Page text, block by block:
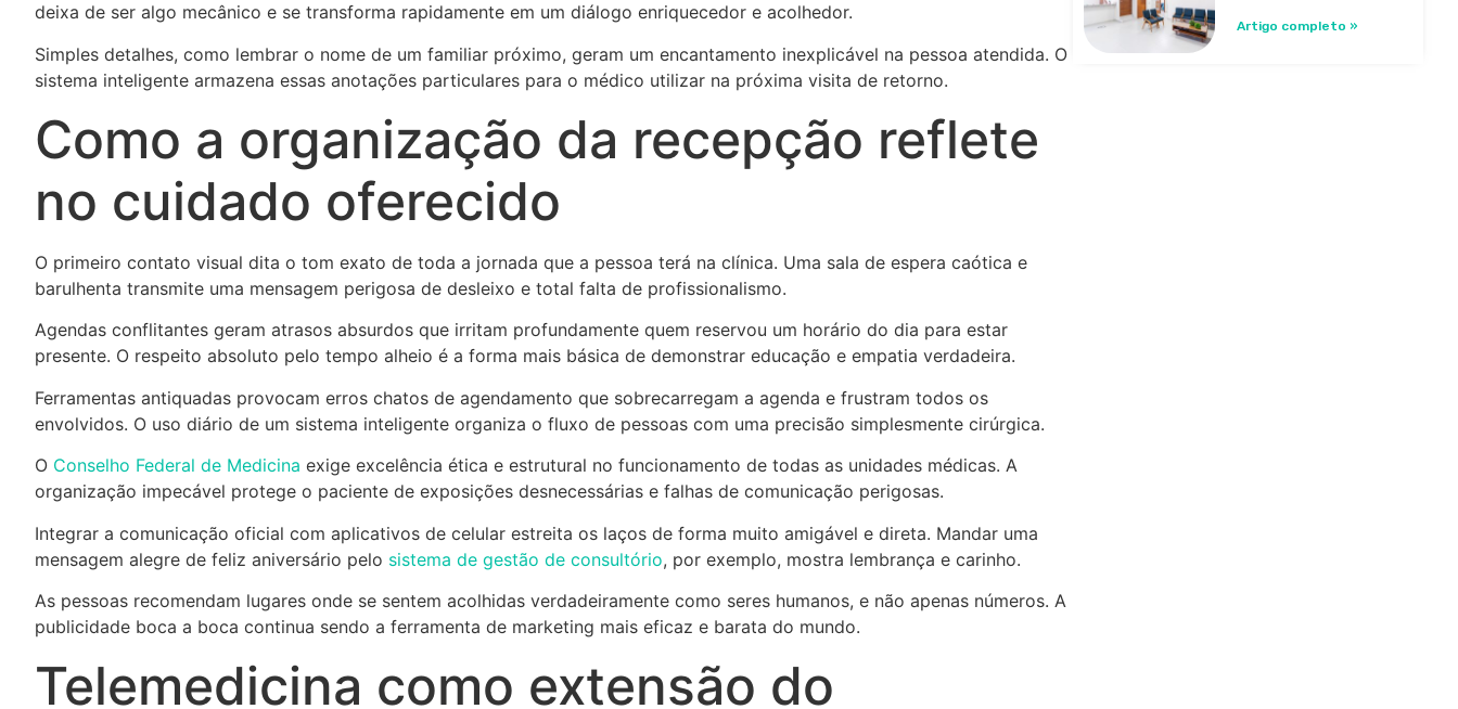
deixa de ser algo mecânico e se transforma rapidamente em um diálogo enriquecedor e acolhedor.
Simples detalhes, como lembrar o nome de um familiar próximo, geram um encantamento inexplicável na pessoa atendida. O
sistema inteligente armazena essas anotações particulares para o médico utilizar na próxima visita de retorno.
Como a organização da recepção reflete
no cuidado oferecido
O primeiro contato visual dita o tom exato de toda a jornada que a pessoa terá na clínica. Uma sala de espera caótica e
barulhenta transmite uma mensagem perigosa de desleixo e total falta de profissionalismo.
Agendas conflitantes geram atrasos absurdos que irritam profundamente quem reservou um horário do dia para estar
presente. O respeito absoluto pelo tempo alheio é a forma mais básica de demonstrar educação e empatia verdadeira.
Ferramentas antiquadas provocam erros chatos de agendamento que sobrecarregam a agenda e frustram todos os
envolvidos. O uso diário de um sistema inteligente organiza o fluxo de pessoas com uma precisão simplesmente cirúrgica.
O Conselho Federal de Medicina exige excelência ética e estrutural no funcionamento de todas as unidades médicas. A
organização impecável protege o paciente de exposições desnecessárias e falhas de comunicação perigosas.
Integrar a comunicação oficial com aplicativos de celular estreita os laços de forma muito amigável e direta. Mandar uma
mensagem alegre de feliz aniversário pelo sistema de gestão de consultório, por exemplo, mostra lembrança e carinho.
As pessoas recomendam lugares onde se sentem acolhidas verdadeiramente como seres humanos, e não apenas números. A
publicidade boca a boca continua sendo a ferramenta de marketing mais eficaz e barata do mundo.
Telemedicina como extensão do
Artigo completo »